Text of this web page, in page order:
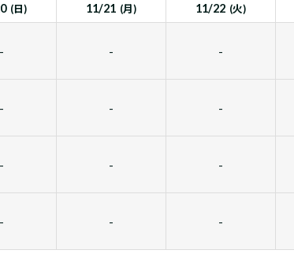
(日) 11/21 (月) 11/22 (火)
- - -
- - -
- - -
- - -